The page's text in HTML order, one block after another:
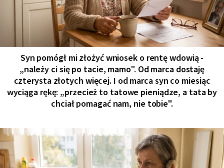
Syn pomógł mi złożyć wniosek o rentę wdowią -
„należy ci się po tacie, mamo". Od marca dostaję
czterysta złotych więcej. I od marca syn co miesiąc
wyciąga rękę: „przecież to tatowe pieniądze, a tata by
chciał pomagać nam, nie tobie".